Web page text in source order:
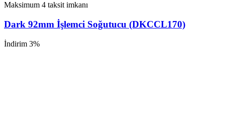
Maksimum 4 taksit imkanı
Dark 92mm İşlemci Soğutucu (DKCCL170)
İndirim 3%